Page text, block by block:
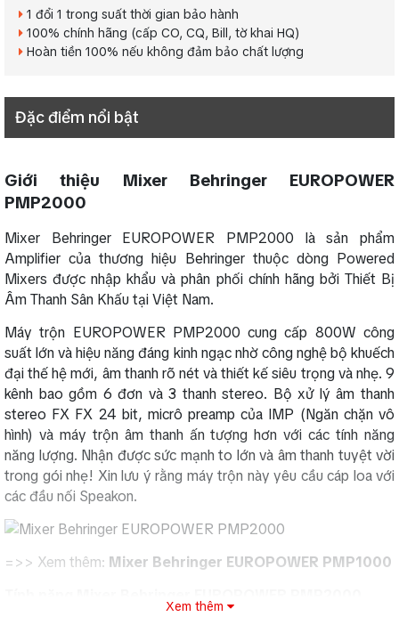
1 đổi 1 trong suất thời gian bảo hành
100% chính hãng (cấp CO, CQ, Bill, tờ khai HQ)
Hoàn tiền 100% nếu không đảm bảo chất lượng
Đặc điểm nổi bật
Giới thiệu Mixer Behringer EUROPOWER
PMP2000
Mixer Behringer EUROPOWER PMP2000 là sản phẩm
Amplifier của thương hiệu Behringer thuộc dòng Powered
Mixers được nhập khẩu và phân phối chính hãng bởi Thiết Bị
Âm Thanh Sân Khấu tại Việt Nam.
Máy trộn EUROPOWER PMP2000 cung cấp 800W công
suất lớn và hiệu năng đáng kinh ngạc nhờ công nghệ bộ khuếch
đại thế hệ mới, âm thanh rõ nét và thiết kế siêu trọng và nhẹ. 9
kênh bao gồm 6 đơn và 3 thanh stereo. Bộ xử lý âm thanh
stereo FX FX 24 bit, micrô preamp của IMP (Ngăn chặn vô
hình) và máy trộn âm thanh ấn tượng hơn với các tính năng
năng lượng. Nhận được sức mạnh to lớn và âm thanh tuyệt vời
trong gói nhẹ! Xin lưu ý rằng máy trộn này yêu cầu cáp loa với
các đầu nối Speakon.
=>> Xem thêm: Mixer Behringer EUROPOWER PMP1000
Xem thêm